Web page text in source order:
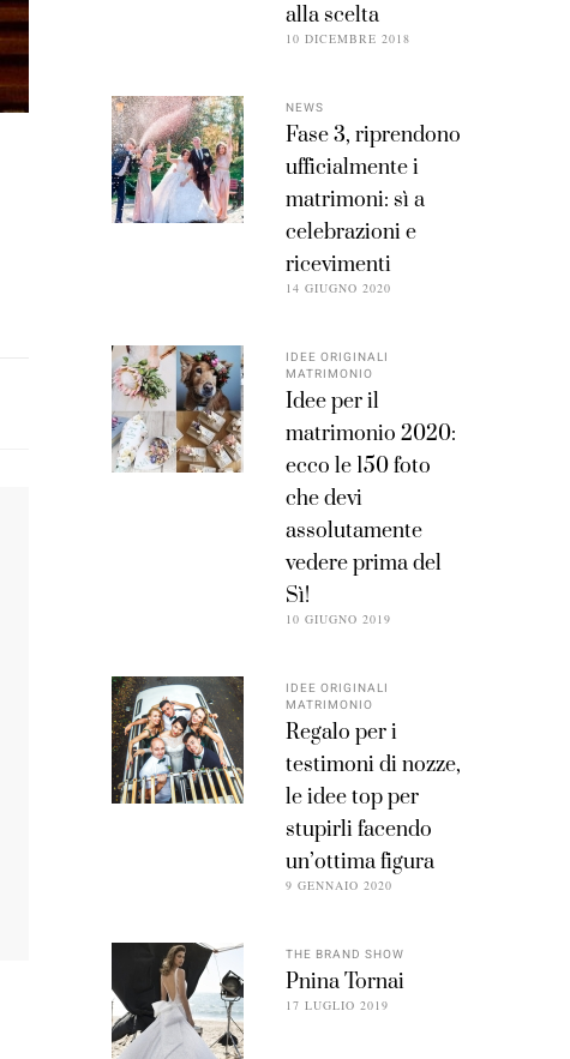
alla scelta
10 DICEMBRE 2018
NEWS
Fase 3, riprendono
ufficialmente i
matrimoni: sì a
celebrazioni e
ricevimenti
14 GIUGNO 2020
IDEE ORIGINALI
MATRIMONIO
Idee per il
matrimonio 2020:
ecco le 150 foto
che devi
assolutamente
vedere prima del
Sì!
10 GIUGNO 2019
IDEE ORIGINALI
MATRIMONIO
Regalo per i
testimoni di nozze,
le idee top per
stupirli facendo
un’ottima figura
9 GENNAIO 2020
THE BRAND SHOW
Pnina Tornai
17 LUGLIO 2019